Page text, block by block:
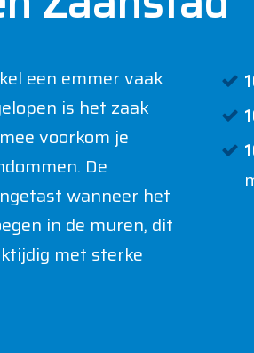
een emmer vaak
is het zaak
voorkom je
De
wanneer het
in de muren, dit
met sterke